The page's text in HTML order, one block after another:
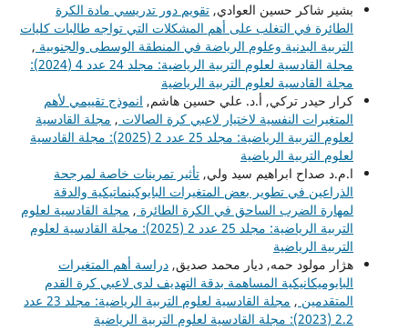
بشير شاكر حسين العوادي, تقويم دور تدريسي مادة الكرة
الطائرة في التغلب على أهم المشكلات التي تواجه طالبات كليات
التربية البدنية وعلوم الرياضة في المنطقة الوسطى والجنوبية ,
مجلة القادسية لعلوم التربية الرياضية: مجلد 24 عدد 4 (2024):
مجلة القادسية لعلوم التربية الرياضية
كرار حيدر تركي, أ.د. علي حسين هاشم, انموذج تقييمي لأهم
المتغيرات النفسية لاختيار لاعبي كرة الصالات , مجلة القادسية
لعلوم التربية الرياضية: مجلد 25 عدد 2 (2025): مجلة القادسية
لعلوم التربية الرياضية
ا.م.د صداح ابراهيم سيد ولي, تأثير تمرينات خاصة لمرجحة
الذراعين في تطوير بعض المتغيرات البايوكينماتيكية والدقة
لمهارة الضرب الساحق في الكرة الطائرة , مجلة القادسية لعلوم
التربية الرياضية: مجلد 25 عدد 2 (2025): مجلة القادسية لعلوم
التربية الرياضية
هژار مولود حمه, ديار محمد صديق, دراسة أهم المتغيرات
البايوميكانيكية المساهمة بدقة التهديف لدى لاعبي كرة القدم
المتقدمين ,
مجلة القادسية لعلوم التربية الرياضية: مجلد 23 عدد
2.2 (2023): مجلة القادسية لعلوم التربية الرياضية